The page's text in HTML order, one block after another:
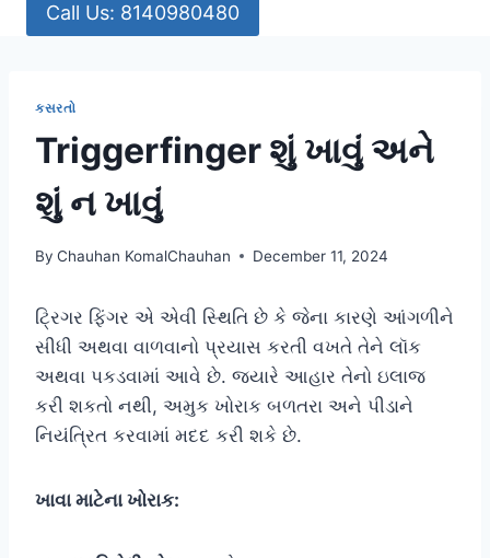
Call Us: 8140980480
કસરતો
Triggerfinger શું ખાવું અને
શું ન ખાવું
By Chauhan KomalChauhan December 11, 2024
ટ્રિગર ફિંગર એ એવી સ્થિતિ છે કે જેના કારણે આંગળીને
સીધી અથવા વાળવાનો પ્રયાસ કરતી વખતે તેને લૉક
અથવા પકડવામાં આવે છે. જ્યારે આહાર તેનો ઇલાજ
કરી શકતો નથી, અમુક ખોરાક બળતરા અને પીડાને
નિયંત્રિત કરવામાં મદદ કરી શકે છે.
ખાવા માટેના ખોરાક: